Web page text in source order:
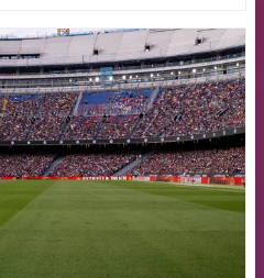
FCB Barcelona badge